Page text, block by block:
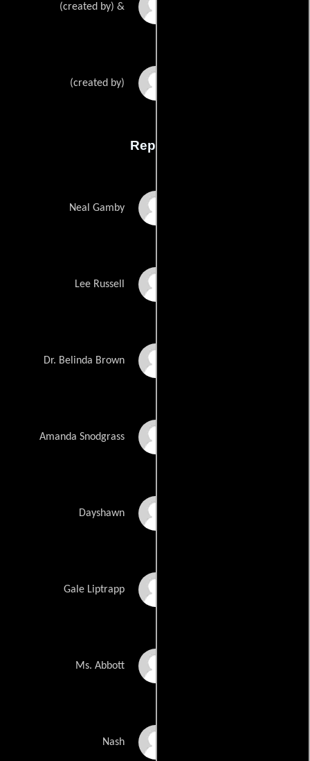
(created by) &
(created by)
Reparto
Neal Gamby
Lee Russell
Dr. Belinda Brown
Amanda Snodgrass
Dayshawn
Gale Liptrapp
Ms. Abbott
Nash